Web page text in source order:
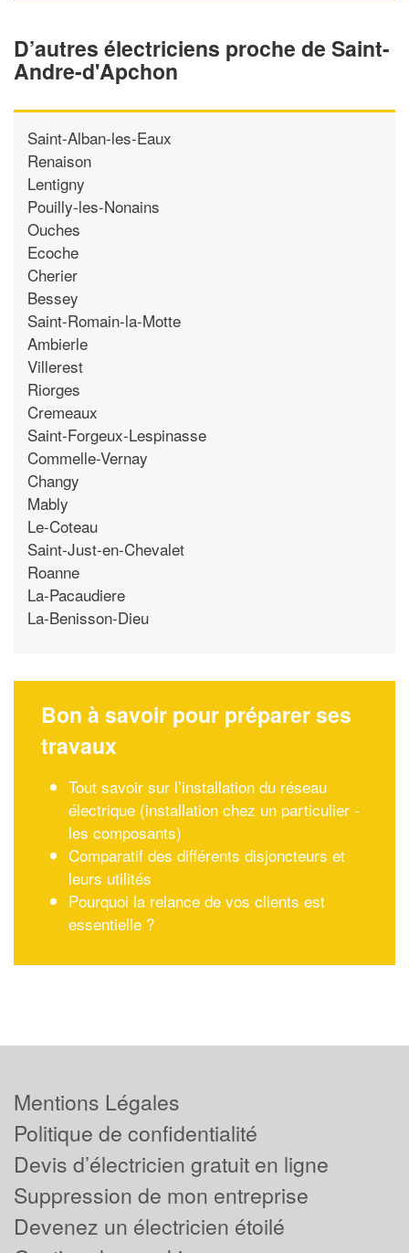
D’autres électriciens proche de Saint-
Andre-d'Apchon
Saint-Alban-les-Eaux
Renaison
Lentigny
Pouilly-les-Nonains
Ouches
Ecoche
Cherier
Bessey
Saint-Romain-la-Motte
Ambierle
Villerest
Riorges
Cremeaux
Saint-Forgeux-Lespinasse
Commelle-Vernay
Changy
Mably
Le-Coteau
Saint-Just-en-Chevalet
Roanne
La-Pacaudiere
La-Benisson-Dieu
Bon à savoir pour préparer ses
travaux
Tout savoir sur l’installation du réseau
électrique (installation chez un particulier -
les composants)
Comparatif des différents disjoncteurs et
leurs utilités
Pourquoi la relance de vos clients est
essentielle ?
Mentions Légales
Politique de confidentialité
Devis d’électricien gratuit en ligne
Suppression de mon entreprise
Devenez un électricien étoilé